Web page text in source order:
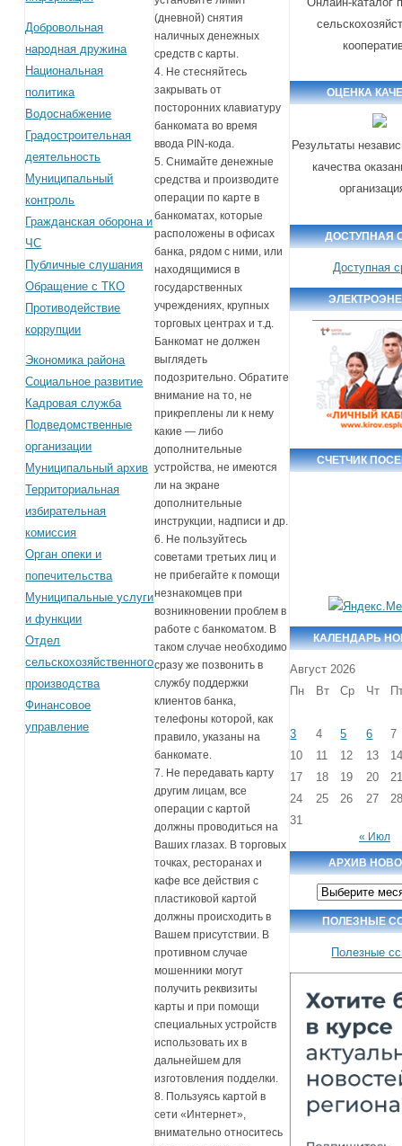
Добровольная
народная дружина
Национальная
политика
Водоснабжение
Градостроительная
деятельность
Муниципальный
контроль
Гражданская оборона и
ЧС
Публичные слушания
Обращение с ТКО
Противодействие
коррупции
Экономика района
Социальное развитие
Кадровая служба
Подведомственные
организации
Муниципальный архив
Территориальная
избирательная
комиссия
Орган опеки и
попечительства
Муниципальные услуги
и функции
Отдел
сельскохозяйственного
производства
Финансовое
управление
(дневной) снятия
наличных денежных
средств с карты.
4. Не стесняйтесь
закрывать от
посторонних клавиатуру
банкомата во время
ввода PIN-кода.
5. Снимайте денежные
средства и производите
операции по карте в
банкоматах, которые
расположены в офисах
банка, рядом с ними, или
находящимися в
государственных
учреждениях, крупных
торговых центрах и т.д.
Банкомат не должен
выглядеть
подозрительно. Обратите
внимание на то, не
прикреплены ли к нему
какие — либо
дополнительные
устройства, не имеются
ли на экране
дополнительные
инструкции, надписи и др.
6. Не пользуйтесь
советами третьих лиц и
не прибегайте к помощи
незнакомцев при
возникновении проблем в
работе с банкоматом. В
таком случае необходимо
сразу же позвонить в
службу поддержки
клиентов банка,
телефоны которой, как
правило, указаны на
банкомате.
7. Не передавать карту
другим лицам, все
операции с картой
должны проводиться на
Ваших глазах. В торговых
точках, ресторанах и
кафе все действия с
пластиковой картой
должны происходить в
Вашем присутствии. В
противном случае
мошенники могут
получить реквизиты
карты и при помощи
специальных устройств
использовать их в
дальнейшем для
изготовления подделки.
8. Пользуясь картой в
сети «Интернет»,
внимательно относитесь
ОЦЕНКА
Результаты
качества
ДОСТУПНАЯ
Доступная
СЧЕТЧИК
КАЛЕНДАРЬ
Август 2026
Пн
Вт Ср Чт
3 4 5 6
7
10
11 12 13
17
18 19 20
24
25 26 27
31
« Июл
АРХИВ
Архив
новостей
ПОЛЕЗНЫЕ
Полезные